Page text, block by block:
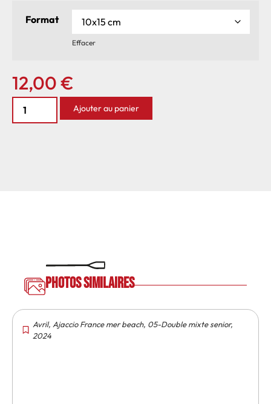
Format
Effacer
12,00€
Ajouter au panier
Photos similaires
Avril, Ajaccio France mer beach, 05-Double mixte senior,
2024